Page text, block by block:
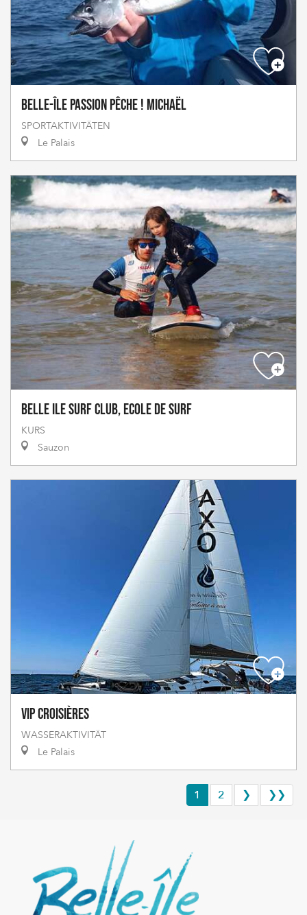
Belle-Île Passion Pêche ! Michaël
SPORTAKTIVITÄTEN
Le Palais
Belle Ile Surf Club, Ecole de Surf
KURS
Sauzon
VIP Croisières
WASSERAKTIVITÄT
Le Palais
1 2 ❯ ❯❯